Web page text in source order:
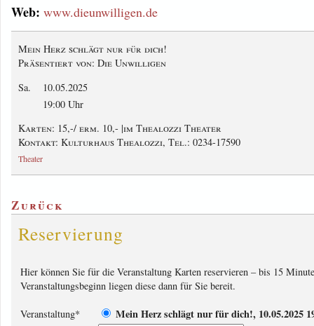
Web: www.dieunwilligen.de
Mein Herz schlägt nur für dich!
Präsentiert von: Die Unwilligen
Sa.
10.05.2025
19:00 Uhr
Karten: 15,-/ erm. 10,- |im Thealozzi Theater
Kontakt: Kulturhaus Thealozzi, Tel.: 0234-17590
Theater
Zurück
Reservierung
Hier können Sie für die Veranstaltung Karten reservieren – bis 15
Veranstaltungsbeginn liegen diese dann für Sie bereit.
Veranstaltung* Mein Herz schlägt nur für dich!, 10.05.2025